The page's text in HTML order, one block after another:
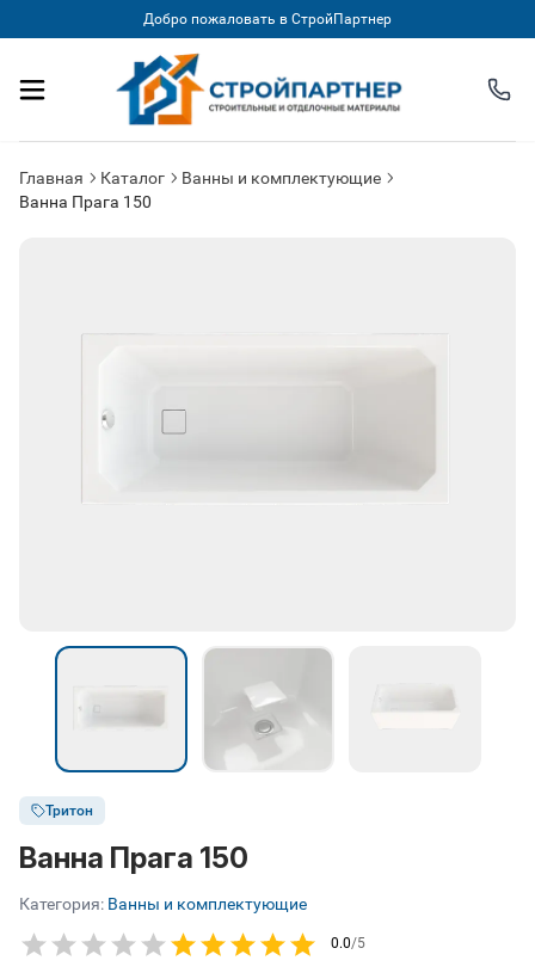
Добро пожаловать в СтройПартнер
Главная Каталог
Ванны и комплектующие
Ванна Прага 150
Тритон
Ванна Прага 150
Категория: Ванны и комплектующие
0.0/5